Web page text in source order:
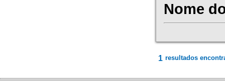
Nome
1 resultados